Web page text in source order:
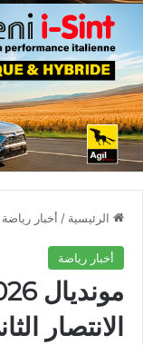
الرئيسية / أخبار رياضة
أخبار رياضة
الانتصار